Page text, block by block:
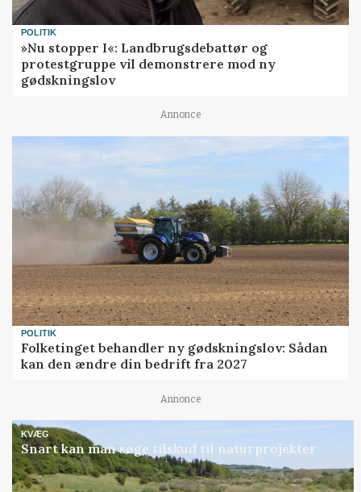
POLITIK
»Nu stopper I«: Landbrugsdebattør og
protestgruppe vil demonstrere mod ny
gødskningslov
Annonce
POLITIK
Folketinget behandler ny gødskningslov: Sådan
kan den ændre din bedrift fra 2027
Annonce
KVÆG
Snart kan man søge tilskud til naturprojekter
Annonce